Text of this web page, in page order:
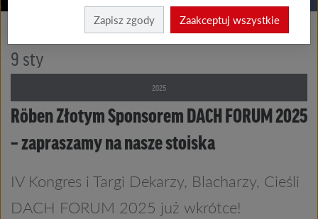
9 sty
2025
Röben Złotym Sponsorem DACH FORUM 2025
– zapraszamy na nasze stoiska
IV Kongres i Targi Dekarzy, Blacharzy, Cieśli
DACH FORUM 2025 już wkrótce!
Zapisz zgody Zaakceptuj wszystkie